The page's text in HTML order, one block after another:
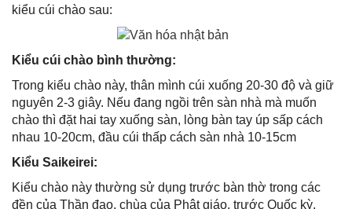
kiểu cúi chào sau:
Kiểu cúi chào bình thường:
Trong kiểu chào này, thân mình cúi xuống 20-30 độ và giữ
nguyên 2-3 giây. Nếu đang ngồi trên sàn nhà mà muốn
chào thì đặt hai tay xuống sàn, lòng bàn tay úp sấp cách
nhau 10-20cm, đầu cúi thấp cách sàn nhà 10-15cm
Kiểu Saikeirei:
Kiểu chào này thường sử dụng trước bàn thờ trong các
đền của Thần đạo, chùa của Phật giáo, trước Quốc kỳ,